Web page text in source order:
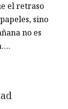
el retraso
sino
no es